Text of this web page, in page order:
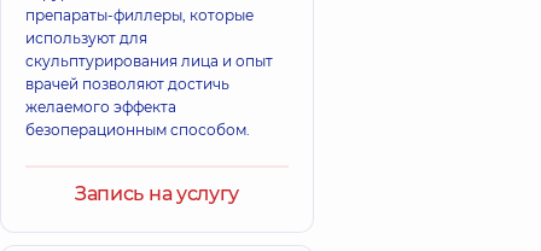
препараты-филлеры, которые
используют для
скульптурирования лица и опыт
врачей позволяют достичь
желаемого эффекта
безоперационным способом.
Запись на услугу